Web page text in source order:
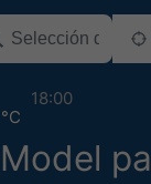
18:00